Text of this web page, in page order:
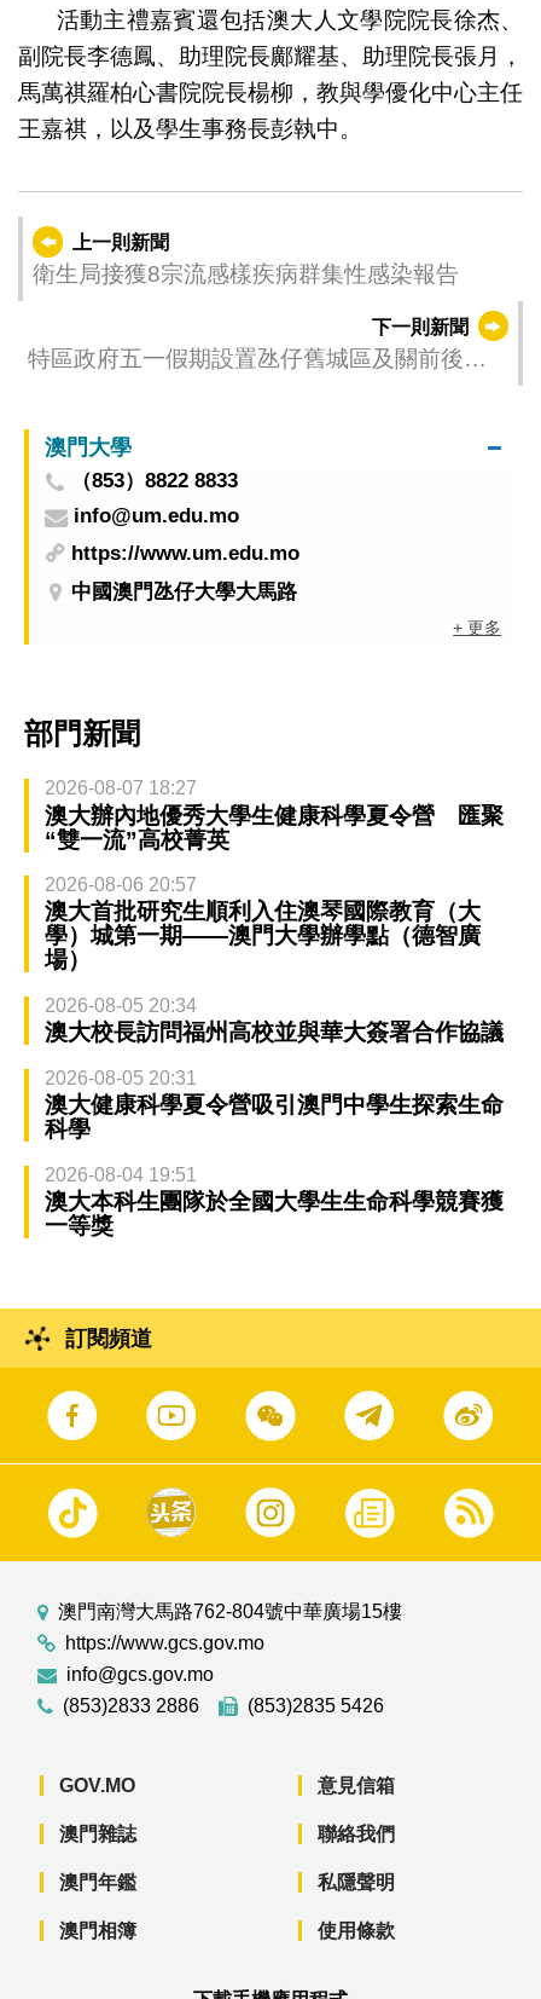
活動主禮嘉賓還包括澳大人文學院院長徐杰、
副院長李德鳳、助理院長鄺耀基、助理院長張月，
馬萬祺羅柏心書院院長楊柳，教與學優化中心主任
王嘉祺，以及學生事務長彭執中。
上一則新聞
衛生局接獲8宗流感樣疾病群集性感染報告
下一則新聞
特區政府五一假期設置氹仔舊城區及關前後街
澳門大學
（853）8822 8833
info@um.edu.mo
https://www.um.edu.mo
中國澳門氹仔大學大馬路
+ 更多
部門新聞
2026-08-07 18:27
澳大辦內地優秀大學生健康科學夏令營 匯聚
“雙一流”高校菁英
2026-08-06 20:57
澳大首批研究生順利入住澳琴國際教育（大
學）城第一期——澳門大學辦學點（德智廣
場）
2026-08-05 20:34
澳大校長訪問福州高校並與華大簽署合作協議
2026-08-05 20:31
澳大健康科學夏令營吸引澳門中學生探索生命
科學
2026-08-04 19:51
澳大本科生團隊於全國大學生生命科學競賽獲
一等獎
訂閱頻道
澳門南灣大馬路762-804號中華廣場15樓
https://www.gcs.gov.mo
info@gcs.gov.mo
(853)2833 2886
(853)2835 5426
GOV.MO
澳門雜誌
澳門年鑑
澳門相簿
意見信箱
聯絡我們
私隱聲明
使用條款